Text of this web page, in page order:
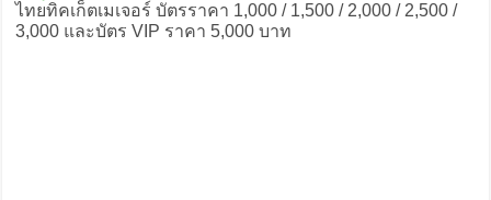
ไทยทิคเก็ตเมเจอร์ บัตรราคา 1,000 / 1,500 / 2,000 / 2,500 /
3,000 และบัตร VIP ราคา 5,000 บาท